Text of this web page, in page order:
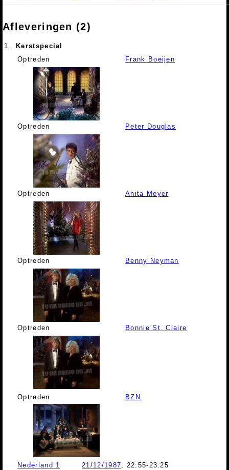
Afleveringen (2)
1.
Kerstspecial
Optreden
Frank Boeijen
Optreden Peter Douglas
Optreden Anita Meyer
Optreden Benny Neyman
Optreden Bonnie St. Claire
Optreden BZN
Nederland 1 21/12/1987, 22:55-23:25